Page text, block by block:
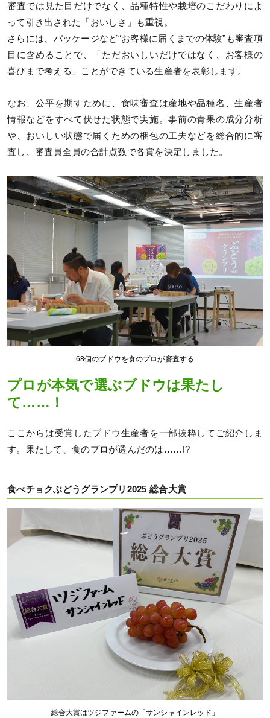
審査では見た目だけでなく、品種特性や栽培のこだわりによ
って引き出された「おいしさ」も重視。
さらには、パッケージなど“お客様に届くまでの体験”も審査項
目に含めることで、「ただおいしいだけではなく、お客様の
喜びまで考える」ことができている生産者を表彰します。
なお、公平を期すために、食味審査は産地や品種名、生産者
情報などをすべて伏せた状態で実施。事前の青果の成分分析
や、おいしい状態で届くための梱包の工夫などを総合的に審
査し、審査員全員の合計点数で各賞を決定しました。
68個のブドウを食のプロが審査する
プロが本気で選ぶブドウは果たし
て……！
ここからは受賞したブドウ生産者を一部抜粋してご紹介しま
す。果たして、食のプロが選んだのは……!?
食べチョクぶどうグランプリ2025 総合大賞
総合大賞はツジファームの「サンシャインレッド」